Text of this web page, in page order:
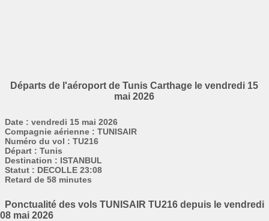
Départs de l'aéroport de Tunis Carthage le vendredi 15
mai 2026
Date : vendredi 15 mai 2026
Compagnie aérienne : TUNISAIR
Numéro du vol : TU216
Départ : Tunis
Destination : ISTANBUL
Statut : DECOLLE 23:08
Retard de 58 minutes
Ponctualité des vols TUNISAIR TU216 depuis le vendredi
08 mai 2026